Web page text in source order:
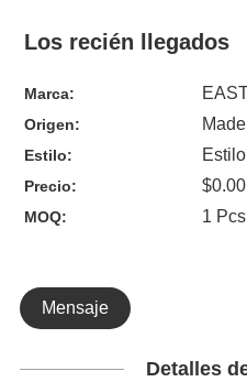
Los recién llegados
Marca:
Origen:
Estilo:
Precio: $0.00
MOQ: 1 Pcs
Mensaje
Detalles